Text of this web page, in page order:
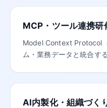
MCP・ツール連携研
Model Context Protocol
ム・業務データと統合す
AI内製化・組織づく